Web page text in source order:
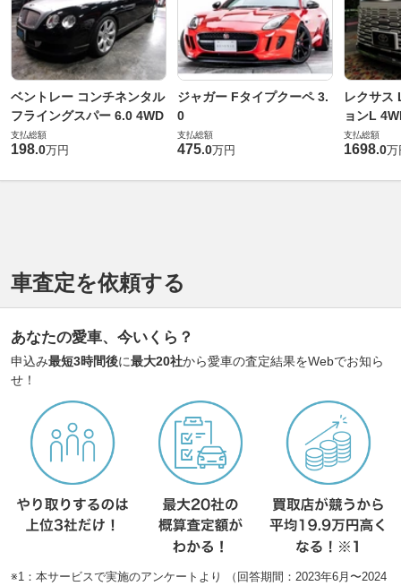
ベントレー コンチネンタル
フライングスパー 6.0 4WD
支払総額
198.0万円
ジャガー Fタイプクーペ 3.
0
支払総額
475.0万円
レクサス
ョンL
支払総額
1698.0万
車査定を依頼する
あなたの愛車、今いくら？
申込み最短3時間後に最大20社から愛車の査定結果をWebでお知ら
せ！
※1：本サービスで実施のアンケートより （回答期間：2023年6月〜2024